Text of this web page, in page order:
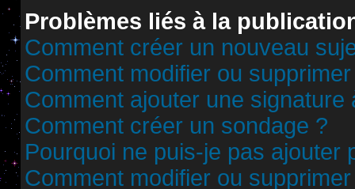
Problèmes liés à la
Comment créer un nouveau
Comment modifier ou
Comment ajouter une
Comment créer un sondage ?
Pourquoi ne puis-je pas ajouter
Comment modifier ou